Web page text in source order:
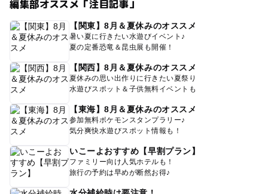
編集部オススメ「注目記事」
【関東】8月＆夏休みのオススメ
暑い夏に行きたい水遊びイベント♪
夏の定番恐竜＆昆虫展も開催！
【関西】8月＆夏休みのオススメ
夏休みの思い出作りに行きたい夏祭り
水遊びスポット＆子供無料イベントも
【東海】8月＆夏休みのオススメ
参加無料ポケモンスタンプラリー♪
気分爽快水遊びスポット情報も！
いこーよおすすめ【早割プラン】
ファミリー向け人気ホテルも！
旅行の予約は早めが断然お得♪